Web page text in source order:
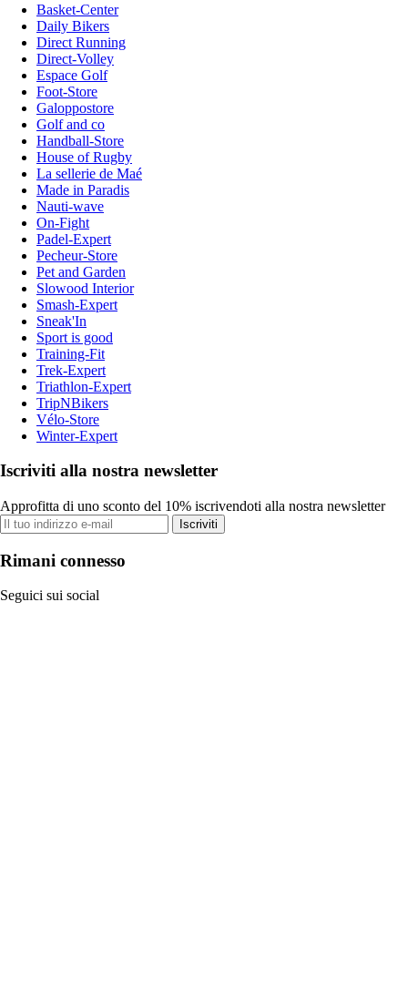
Basket-Center
Daily Bikers
Direct Running
Direct-Volley
Espace Golf
Foot-Store
Galoppostore
Golf and co
Handball-Store
House of Rugby
La sellerie de Maé
Made in Paradis
Nauti-wave
On-Fight
Padel-Expert
Pecheur-Store
Pet and Garden
Slowood Interior
Smash-Expert
Sneak'In
Sport is good
Training-Fit
Trek-Expert
Triathlon-Expert
TripNBikers
Vélo-Store
Winter-Expert
Iscriviti alla nostra newsletter
Approfitta di uno sconto del 10% iscrivendoti alla nostra newsletter
Iscriviti
Rimani connesso
Seguici sui social